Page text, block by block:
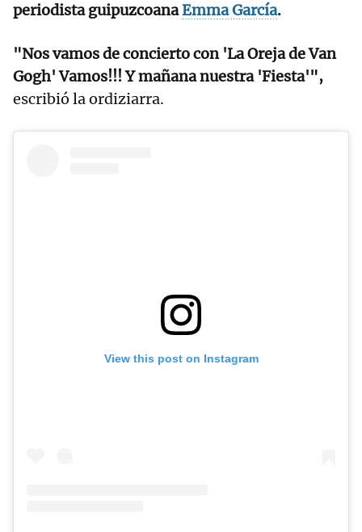
periodista guipuzcoanaEmma García.
"Nos vamos de concierto con 'La Oreja de Van
Gogh' Vamos!!! Y mañana nuestra 'Fiesta'",
escribió la ordiziarra.
View this post on Instagram